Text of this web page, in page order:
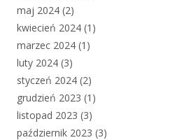
maj 2024 (2)
kwiecień 2024 (1)
marzec 2024 (1)
luty 2024 (3)
styczeń 2024 (2)
grudzień 2023 (1)
listopad 2023 (3)
październik 2023 (3)